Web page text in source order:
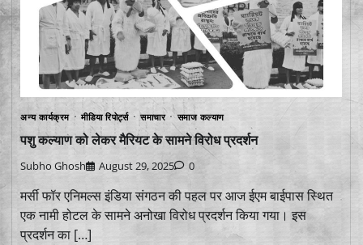
अन्य कार्यक्रम मीडिया रिपोर्ट्स समाचार समाज कल्याण
पशु कल्याण को लेकर मैरियट के सामने विरोध प्रदर्शन
Subho Ghosh August 29, 2025 0
मर्सी फॉर एनिमल्स इंडिया संगठन की पहल पर आज ईएम बाईपास स्थित
एक नामी होटल के सामने अनोखा विरोध प्रदर्शन किया गया। इस
प्रदर्शन का […]